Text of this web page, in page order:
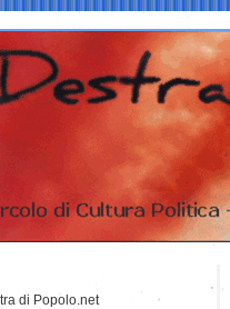
di Popolo.net